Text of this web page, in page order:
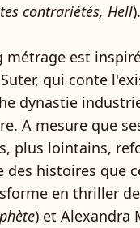
contrariétés, Hell).
métrage est
qui conte
dynastie
A mesure que
plus lointains,
des histoires que
en thriller
) et Alexandra